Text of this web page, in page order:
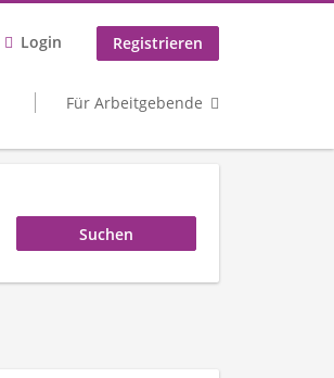
Login Registrieren
Für Arbeitgebende